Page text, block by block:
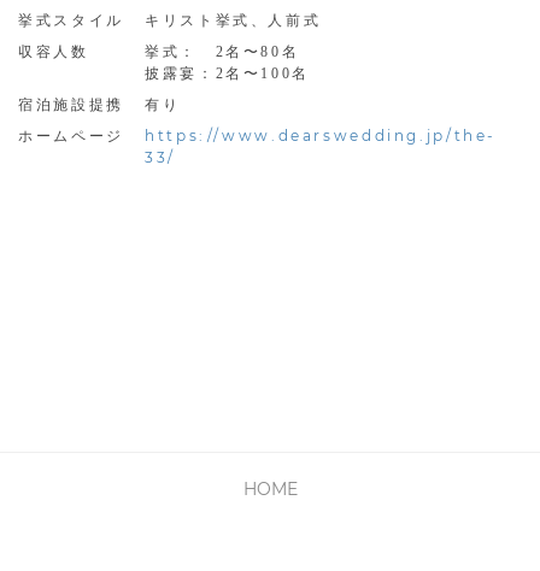
挙式スタイル
キリスト挙式、人前式
収容人数
挙式： 2名〜80名
披露宴：2名〜100名
宿泊施設提携
有り
ホームページ
https://www.dearswedding.jp/the-
33/
HOME